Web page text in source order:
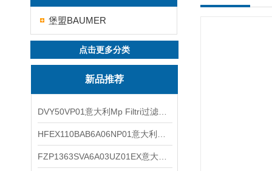
堡盟BAUMER
点击更多分类
新品推荐